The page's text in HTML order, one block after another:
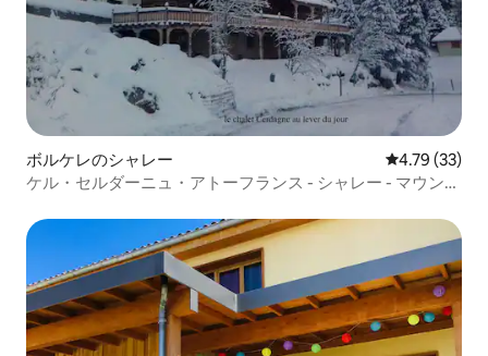
ボルケレのシャレー レビュー33
4.79 (33)
ケル・セルダーニュ・アトーフランス - シャレー - マウンテ